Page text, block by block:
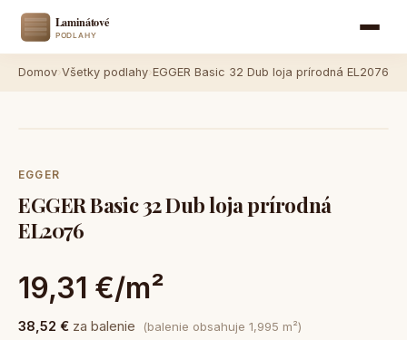
Domov Všetky podlahy EGGER Basic 32 Dub loja prírodná EL2076
EGGER
EGGER Basic 32 Dub loja prírodná
EL2076
19,31 €/m²
38,52 € za balenie (balenie obsahuje 1,995 m²)